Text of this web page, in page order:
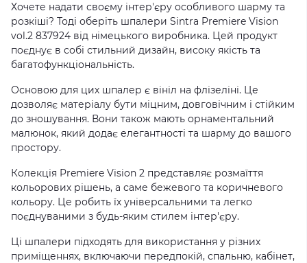
Хочете надати своєму інтер'єру особливого шарму та
розкіші? Тоді оберіть шпалери Sintra Premiere Vision
vol.2 837924 від німецького виробника. Цей продукт
поєднує в собі стильний дизайн, високу якість та
багатофункціональність.
Основою для цих шпалер є вініл на флізеліні. Це
дозволяє матеріалу бути міцним, довговічним і стійким
до зношування. Вони також мають орнаментальний
малюнок, який додає елегантності та шарму до вашого
простору.
Колекція Premiere Vision 2 представляє розмаїття
кольорових рішень, а саме бежевого та коричневого
кольору. Це робить їх універсальними та легко
поєднуваними з будь-яким стилем інтер'єру.
Ці шпалери підходять для використання у різних
приміщеннях, включаючи передпокій, спальню, кабінет,